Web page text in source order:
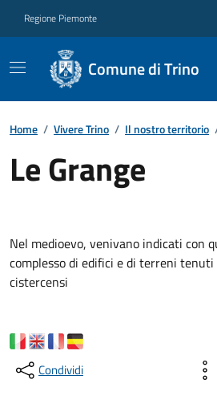
Regione Piemonte
Comune di Trino
Home / Vivere Trino / Il nostro territorio
Le Grange
Nel medioevo, venivano indicati con
complesso di edifici e di terreni
cistercensi
Condividi